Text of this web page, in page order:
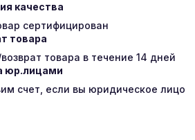
качества
сертифицирован
товара
товара в течение 14 дней
юр.лицами
счет, если вы юридическое лицо